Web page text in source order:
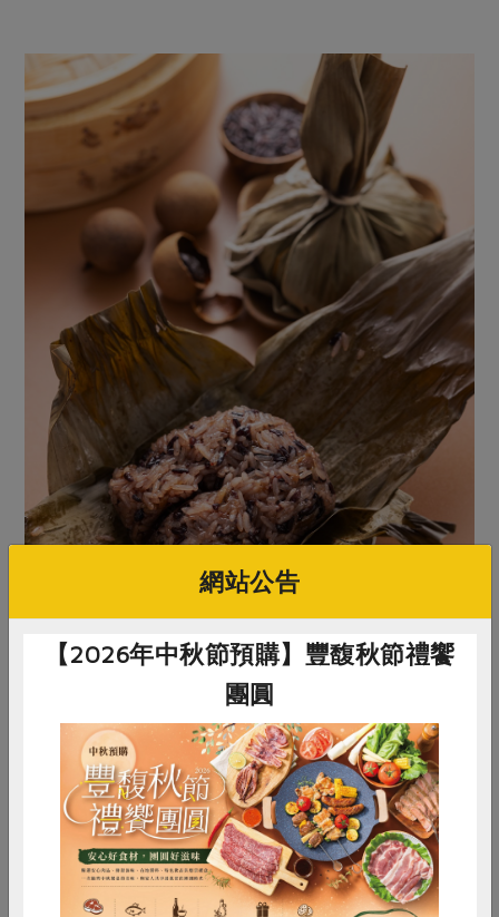
酒香桂圓紫米粽
Q. 還有什麼適合搭配主食的小點，可以與主角粽子完
美搭配？
惜食 RPET 食譜 減硝酸鹽
雞蛋 食安 共同購買
網站公告
【2026年中秋節預購】豐馥秋節禮饗
團圓